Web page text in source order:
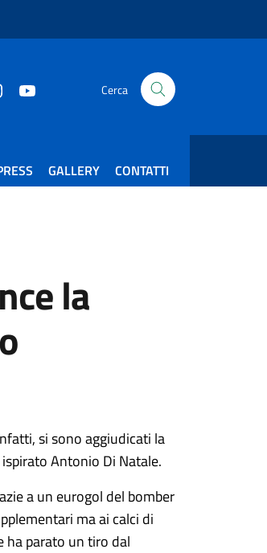
Instagram Cerca
GALLERY CONTATTI
la
si sono aggiudicati la
Antonio Di Natale.
a un eurogol del bomber
ma ai calci di
ha parato un tiro dal